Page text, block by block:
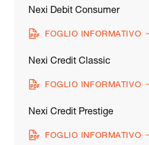
Nexi Debit Consumer
FOGLIO INFORMATIVO
Nexi Credit Classic
FOGLIO INFORMATIVO
Nexi Credit Prestige
FOGLIO INFORMATIVO